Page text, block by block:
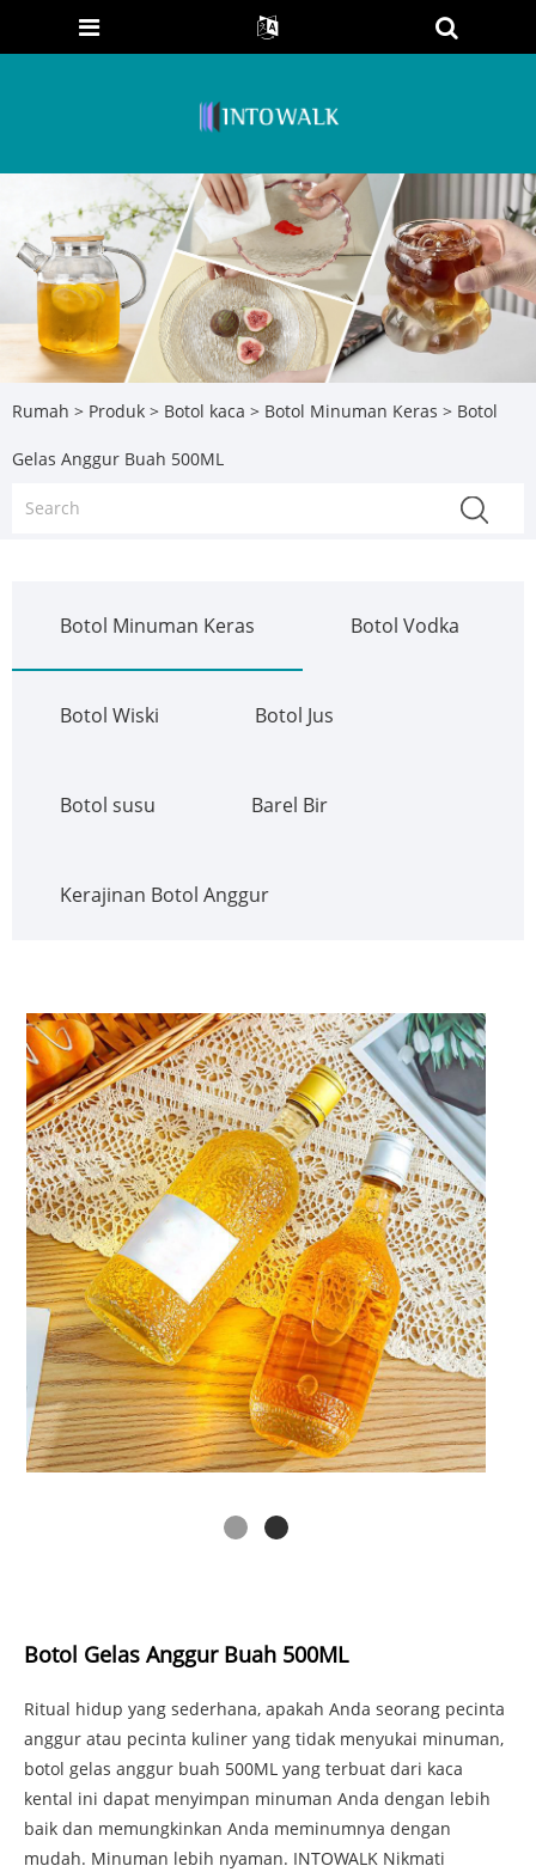
Rumah > Produk > Botol kaca > Botol Minuman Keras > Botol
Gelas Anggur Buah 500ML
Botol Minuman Keras Botol Vodka
Botol Wiski Botol Jus
Botol susu Barel Bir
Kerajinan Botol Anggur
Botol Gelas Anggur Buah 500ML
Ritual hidup yang sederhana, apakah Anda seorang pecinta
anggur atau pecinta kuliner yang tidak menyukai minuman,
botol gelas anggur buah 500ML yang terbuat dari kaca
kental ini dapat menyimpan minuman Anda dengan lebih
baik dan memungkinkan Anda meminumnya dengan
mudah. Minuman lebih nyaman. INTOWALK Nikmati